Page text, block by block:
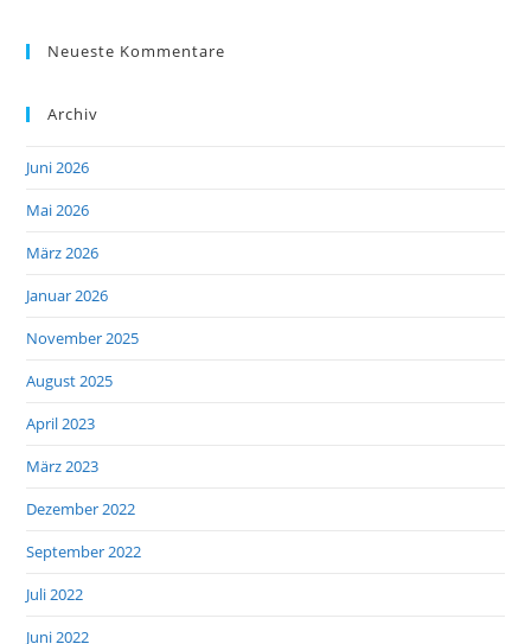
Neueste Kommentare
Archiv
Juni 2026
Mai 2026
März 2026
Januar 2026
November 2025
August 2025
April 2023
März 2023
Dezember 2022
September 2022
Juli 2022
Juni 2022